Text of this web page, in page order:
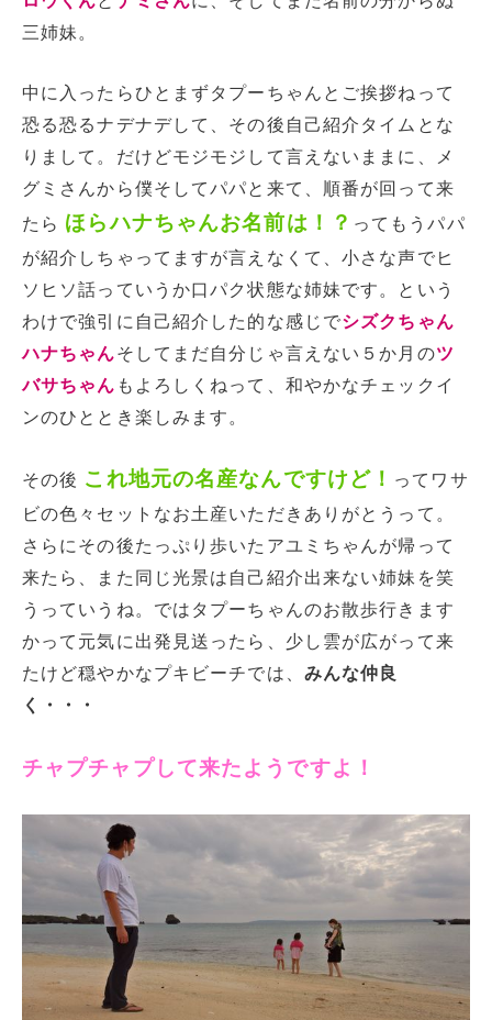
三姉妹。
中に入ったらひとまずタプーちゃんとご挨拶ねって
恐る恐るナデナデして、その後自己紹介タイムとな
りまして。だけどモジモジして言えないままに、メ
グミさんから僕そしてパパと来て、順番が回って来
たら ほらハナちゃんお名前は！？ ってもうパパ
が紹介しちゃってますが言えなくて、小さな声でヒ
ソヒソ話っていうか口パク状態な姉妹です。という
わけで強引に自己紹介した的な感じでシズクちゃん
ハナちゃんそしてまだ自分じゃ言えない５か月のツ
バサちゃん もよろしくねって、和やかなチェックイ
ンのひととき楽しみます。
その後 これ地元の名産なんですけど！ ってワサ
ビの色々セットなお土産いただきありがとうって。
さらにその後たっぷり歩いたアユミちゃんが帰って
来たら、また同じ光景は自己紹介出来ない姉妹を笑
うっていうね。ではタプーちゃんのお散歩行きます
かって元気に出発見送ったら、少し雲が広がって来
たけど穏やかなプキビーチでは、 みんな仲良
く・・・
チャプチャプして来たようですよ！